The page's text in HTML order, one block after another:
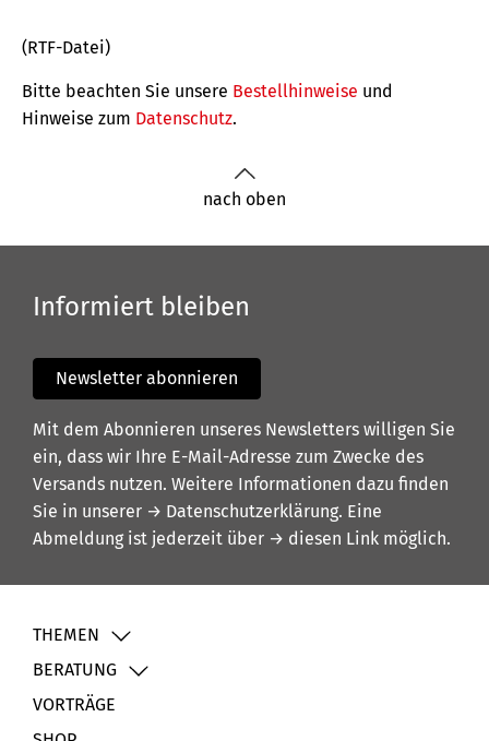
(RTF-Datei)
Bitte beachten Sie unsere Bestellhinweise und
Hinweise zum Datenschutz.
nach oben
Informiert bleiben
Newsletter abonnieren
Mit dem Abonnieren unseres Newsletters willigen Sie
ein, dass wir Ihre E-Mail-Adresse zum Zwecke des
Versands nutzen. Weitere Informationen dazu finden
Sie in unserer → Datenschutzerklärung. Eine
Abmeldung ist jederzeit über → diesen Link möglich.
THEMEN
BERATUNG
VORTRÄGE